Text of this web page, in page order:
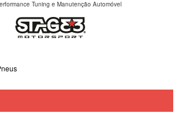
Tuning e Manutenção Automóvel